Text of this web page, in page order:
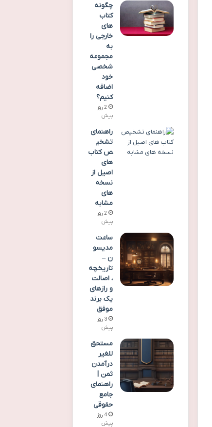
چگونه
کتاب
های
خارجی را
به
مجموعه
شخصی
خود
اضافه
کنیم؟
2 روز
پیش
راهنمای
تشخی
ص کتاب
های
اصیل از
نسخه
های
مشابه
2 روز
پیش
ساعت
مدیسو
ن –
تاریخچه
، اصالت
و رازهای
یک برند
موفق
3 روز
پیش
مستحق
للغیر
درآمدن
ثمن |
راهنمای
جامع
حقوقی
4 روز
پیش